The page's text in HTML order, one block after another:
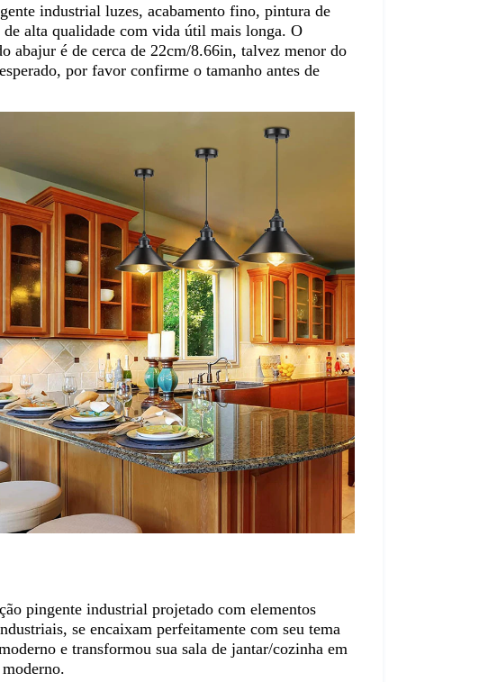
industrial luzes, acabamento fino, pintura de
de alta qualidade com vida útil mais longa. O
abajur é de cerca de 22cm/8.66in, talvez menor do
por favor confirme o tamanho antes de
pingente industrial projetado com elementos
se encaixam perfeitamente com seu tema
e transformou sua sala de jantar/cozinha em